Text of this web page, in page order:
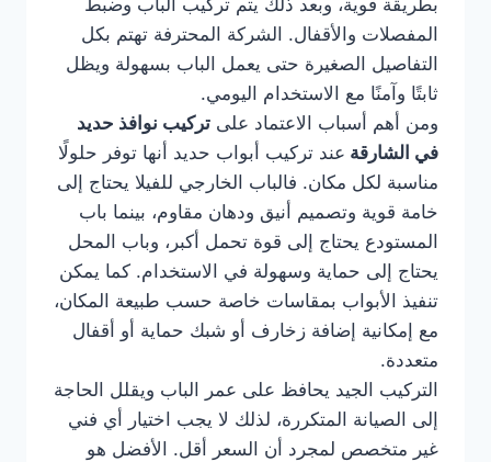
بطريقة قوية، وبعد ذلك يتم تركيب الباب وضبط
المفصلات والأقفال. الشركة المحترفة تهتم بكل
التفاصيل الصغيرة حتى يعمل الباب بسهولة ويظل
ثابتًا وآمنًا مع الاستخدام اليومي.
ومن أهم أسباب الاعتماد على تركيب نوافذ حديد
في الشارقة عند تركيب أبواب حديد أنها توفر حلولًا
مناسبة لكل مكان. فالباب الخارجي للفيلا يحتاج إلى
خامة قوية وتصميم أنيق ودهان مقاوم، بينما باب
المستودع يحتاج إلى قوة تحمل أكبر، وباب المحل
يحتاج إلى حماية وسهولة في الاستخدام. كما يمكن
تنفيذ الأبواب بمقاسات خاصة حسب طبيعة المكان،
مع إمكانية إضافة زخارف أو شبك حماية أو أقفال
متعددة.
التركيب الجيد يحافظ على عمر الباب ويقلل الحاجة
إلى الصيانة المتكررة، لذلك لا يجب اختيار أي فني
غير متخصص لمجرد أن السعر أقل. الأفضل هو